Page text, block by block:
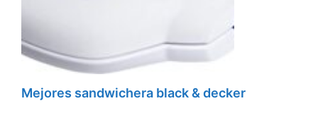
Mejores sandwichera black & decker